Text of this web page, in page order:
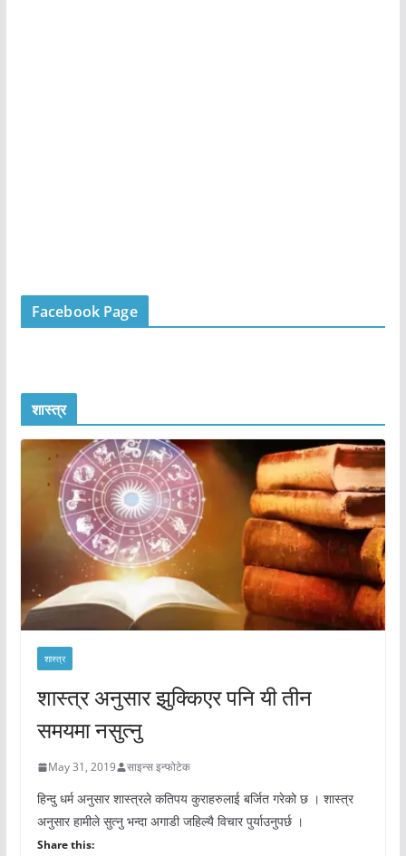
Facebook Page
शास्त्र
शास्त्र
शास्त्र अनुसार झुक्किएर पनि यी तीन
समयमा नसुत्नु
May 31, 2019 साइन्स इन्फोटेक
हिन्दु धर्म अनुसार शास्त्रले कतिपय कुराहरुलाई बर्जित गरेको छ । शास्त्र
अनुसार हामीले सुत्नु भन्दा अगाडी जहिल्यै विचार पुर्याउनुपर्छ ।
Share this: